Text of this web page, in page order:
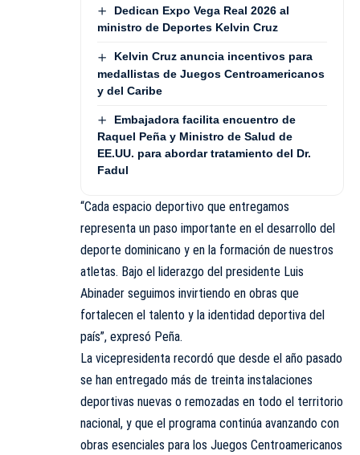
Dedican Expo Vega Real 2026 al
ministro de Deportes Kelvin Cruz
Kelvin Cruz anuncia incentivos para
medallistas de Juegos Centroamericanos
y del Caribe
Embajadora facilita encuentro de
Raquel Peña y Ministro de Salud de
EE.UU. para abordar tratamiento del Dr.
Fadul
“Cada espacio deportivo que entregamos
representa un paso importante en el desarrollo del
deporte dominicano y en la formación de nuestros
atletas. Bajo el liderazgo del presidente Luis
Abinader seguimos invirtiendo en obras que
fortalecen el talento y la identidad deportiva del
país”, expresó Peña.
La vicepresidenta recordó que desde el año pasado
se han entregado más de treinta instalaciones
deportivas nuevas o remozadas en todo el territorio
nacional, y que el programa continúa avanzando con
obras esenciales para los Juegos Centroamericanos